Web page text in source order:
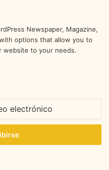
Newspaper, Magazine,
options that allow you to
website to your needs.